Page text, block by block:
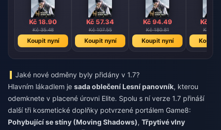
Kč 18.90
Kč 35.48
Koupit nyní
Kč 57.34
Kč 107.55
Koupit nyní
Kč 94.49
Kč 180.81
Koupit nyní
Kč
Kč
Koupit
Jaké nové odměny byly přidány v 1.7?
Hlavním lákadlem je sada oblečení Lesní panovník, kterou
odemknete v placené úrovni Elite. Spolu s ní verze 1.7 přináší
další tři kosmetické doplňky potvrzené portálem Game8:
Pohybující se stíny (Moving Shadows), Třpytivé vlny